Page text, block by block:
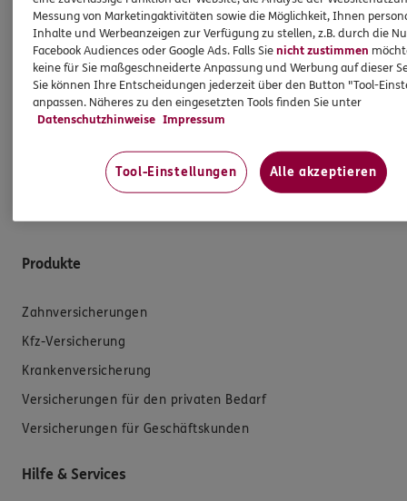
Angestellten in meiner Agentur und/oder sonstige für
die Agentur tätige Personen. Die Berücksichtigung von
Nachhaltigkeitsrisiken hat insbesondere keinen Einfluss
darauf, ob ich für die Vermittlung eines
Versicherungsanlageproduktes eine Vergütung erhalte
oder darauf, wie hoch diese Vergütung ausfällt.
und/oder sonstigen für die Agentur tätigen Personen.
Produkte
Zahnversicherungen
Kfz-Versicherung
Krankenversicherung
Versicherungen für den privaten Bedarf
Versicherungen für Geschäftskunden
Hilfe & Services
Messung von Marketingaktivitäten sowie die Möglichkeit, Ihnen
Inhalte und Werbeanzeigen zur Verfügung zu stellen, z.B. durch die
Facebook Audiences oder Google Ads. Falls Sienicht zustimmen
keine für Sie maßgeschneiderte Anpassung und Werbung auf dieser
Sie können Ihre Entscheidungen jederzeit über den Button "Tool-
anpassen. Näheres zu den eingesetzten Tools finden Sie unter
Datenschutzhinweise Impressum
Tool-Einstellungen Alle akzeptieren